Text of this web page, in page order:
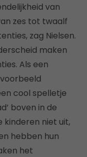
van
zes tot twaalf
zag Nielsen.
maken
Als een
cool spelletje
boven in de
niet uit,
hebben hun
het